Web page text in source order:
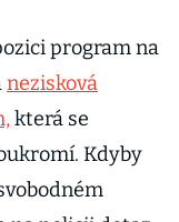
program na
nezisková
která se
Kdyby